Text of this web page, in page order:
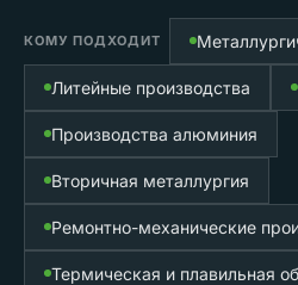
КОМУ ПОДХОДИТ
Литейные производства
Производства алюминия
Вторичная металлургия
Ремонтно-механические
Термическая и плавильная